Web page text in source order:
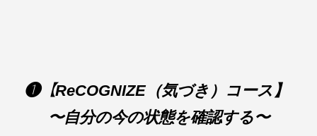
❶【ReCOGNIZE（気づき）コース】
〜自分の今の状態を確認する〜